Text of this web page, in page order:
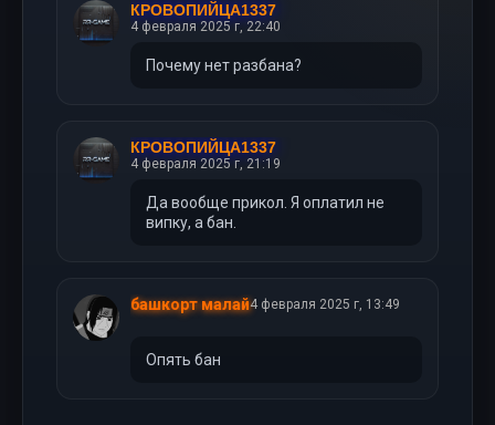
КРОВОПИЙЦА1337
4 февраля 2025 г, 22:40
Почему нет разбана?
КРОВОПИЙЦА1337
4 февраля 2025 г, 21:19
Да вообще прикол. Я оплатил не
випку, а бан.
башкорт малай4 февраля 2025 г, 13:49
Опять бан